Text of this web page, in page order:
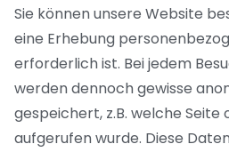
Sie können unsere Website
eine Erhebung
erforderlich ist. Bei jedem
werden dennoch gewisse
gespeichert, z.B. welche
aufgerufen wurde. Diese